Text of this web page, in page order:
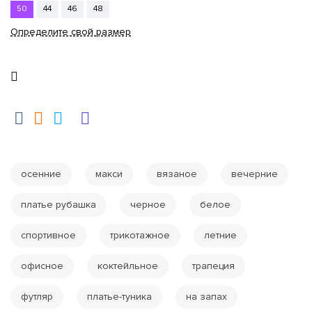
50 44 46 48
Определите свой размер
осенние макси вязаное вечерние
платье рубашка черное белое
спортивное трикотажное летние
офисное коктейльное трапеция
футляр платье-туника на запах